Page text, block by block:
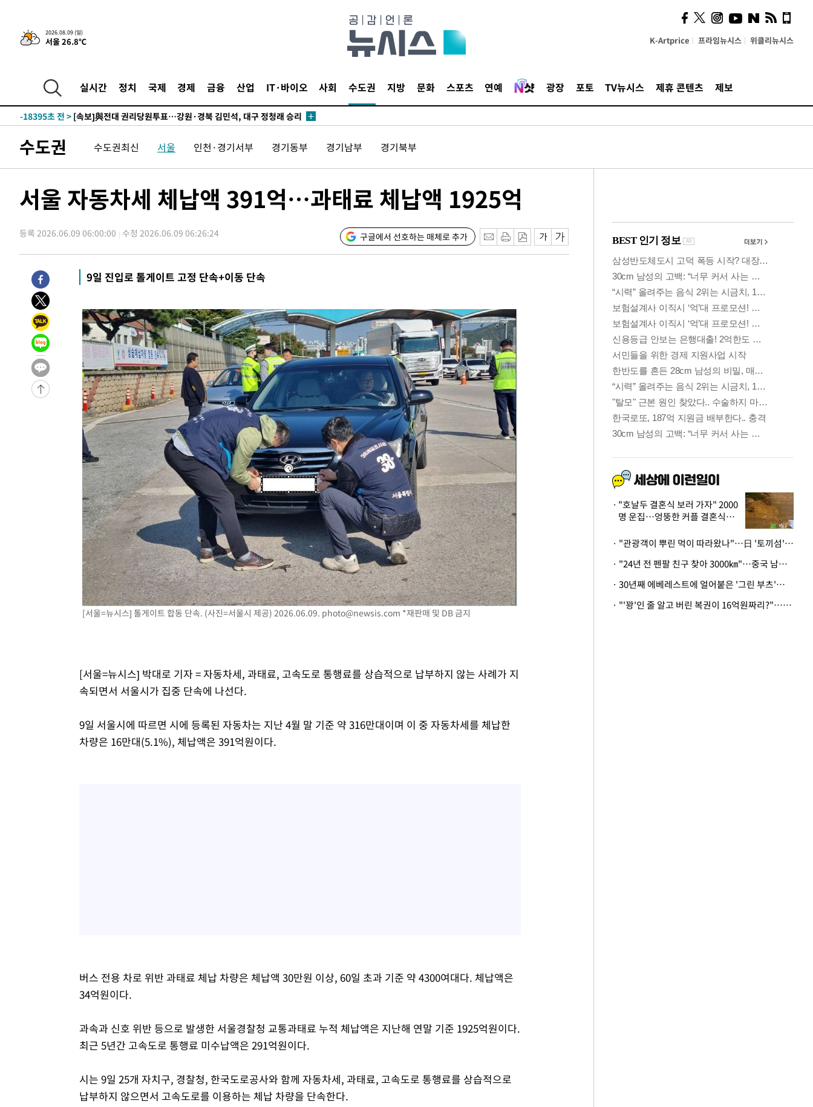
2026.08.09 (일)
서울 26.8℃ K-Artprice 프라임뉴시스 위클리뉴시스
실시간 정치 국제 경제 금융 산업 IT·바이오 사회 수도권 지방 문화 스포츠 연예 광장 포토 TV뉴시스 제휴 콘텐츠 제보
-24249초 전 >이강인 ATM 입단식에 '상암벌 들썩'…"세계적인 선수 되길"
-23245초 전 >태풍 돌핀, 중 저장성 타이저우시 해안에 상륙 (1보)
-19221초 전 >
44.40%
-18555초 전 >
與 강원·TK 당원투표 합산 김민석 46.01%로 승리…정청래
44.53%
-18395초 전 > [속보]與전대 권리당원투표…강원·경북 김민석, 대구 정청래 승리
45.71%
-18104초 전 >
[속보]與 당대표 경선, 대구 권리당원 투표 정청래 47.82%·김민석
-8461초 전 >
[속보]장은수, KLPGA 제주삼다수 역전 우승…데뷔 10년 차에 첫 정
-3753초 전 >손흥민, 68분 뛰고 2경기 침묵…LAFC, 톨루카에 1-0 승리(종합)
3시간 전 >
'여긴 20도, 저긴 50도'…열화상 카메라로 본 폭염 저감시설 '온도차'
3시간 전 >
-30107초 전 >
'AT마드리드 7번' 이강인, 맨시티 상대로 비공식 데뷔전
-29609초 전 >
[속보]'AT마드리드 7번' 이강인, 맨시티 상대로 비공식 데뷔전
-27673초 전 >
네타냐후, 트럼프의 가자 평화 2차 15개조 평화안 '거부'
-24269초 전 >
이강인 ATM 입단식에 '상암벌 들썩'…"세계적인 선수 되길"
-23265초 전 >
태풍 돌핀, 중 저장성 타이저우시 해안에 상륙 (1보)
-20611초 전 >
AT마드리드 데뷔 앞둔 이강인, 맨시티전 선발 대신 '벤치 시작'
[속보]與 강원·TK 당원투표 합산 김민석 48.54%로 승리…정청래
與 강원·TK 당원투표 합산 김민석 46.01%로 승리…정청래
[속보]與전대 권리당원투표…강원·경북 김민석, 대구 정청래 승리
[속보]與 당대표 경선, 경북 권리당원 투표 김민석 47.37%·정청래
[속보]與 당대표 경선, 대구 권리당원 투표 정청래 47.82%·김민석
[속보]與 당대표 경선, 강원 권리당원 투표 김민석 승리…50.30%
"일본축구협회, 대한축구협회 성 접대 의혹 심판 조사"
[속보]장은수, KLPGA 제주삼다수 역전 우승…데뷔 10년 차에 첫 정
"얼마나 더웠으면"…안동 물길공원서 헤엄친 구렁이 '소동'
손흥민, 68분 뛰고 2경기 침묵…LAFC, 톨루카에 1-0 승리(종합)
'2경기 연속 침묵' 손흥민, 톨루카전 68분만 뛰고 슈팅 0개
이강인, 오늘 서울서 AT마드리드 입단식…'전례 없는 특급대우'
'여긴 20도, 저긴 50도'…열화상 카메라로 본 폭염 저감시설 '온도차'
수도권 수도권최신 서울 인천·경기서부 경기동부 경기남부 경기북부
서울 자동차세 체납액 391억…과태료 체납액 1925억
등록 2026.06.09 06:00:00 수정 2026.06.09 06:26:24 구글에서 선호하는 매체로 추가
9일 진입로 톨게이트 고정 단속+이동 단속
[서울=뉴시스] 톨게이트 합동 단속. (사진=서울시 제공) 2026.06.09. photo@newsis.com *재판매 및 DB 금지
[서울=뉴시스] 박대로 기자 = 자동차세, 과태료, 고속도로 통행료를 상습적으로 납부하지 않는 사례가 지
속되면서 서울시가 집중 단속에 나선다.
9일 서울시에 따르면 시에 등록된 자동차는 지난 4월 말 기준 약 316만대이며 이 중 자동차세를 체납한
차량은 16만대(5.1%), 체납액은 391억원이다.
버스 전용 차로 위반 과태료 체납 차량은 체납액 30만원 이상, 60일 초과 기준 약 4300여대다. 체납액은
34억원이다.
과속과 신호 위반 등으로 발생한 서울경찰청 교통과태료 누적 체납액은 지난해 연말 기준 1925억원이다.
최근 5년간 고속도로 통행료 미수납액은 291억원이다.
시는 9일 25개 자치구, 경찰청, 한국도로공사와 함께 자동차세, 과태료, 고속도로 통행료를 상습적으로
납부하지 않으면서 고속도로를 이용하는 체납 차량을 단속한다.
사이 해답 찾았죠"…알을
깨고 나온 '초자아'
"호날두 결혼식 보러 가자" 2000
명 운집…엉뚱한 커플 결혼식에
· "관광객이 뿌린 먹이 따라왔나"…日 '토끼섬' 멧돼지, 토끼까지 사냥
· "24년 전 펜팔 친구 찾아 3000㎞"…중국 남성 사연에 '뭉클'
· 30년째 에베레스트에 얼어붙은 '그린 부츠'…드디어 가족 품으로
· "'꽝'인 줄 알고 버린 복권이 16억원짜리?"…극적으로 되찾은 사연